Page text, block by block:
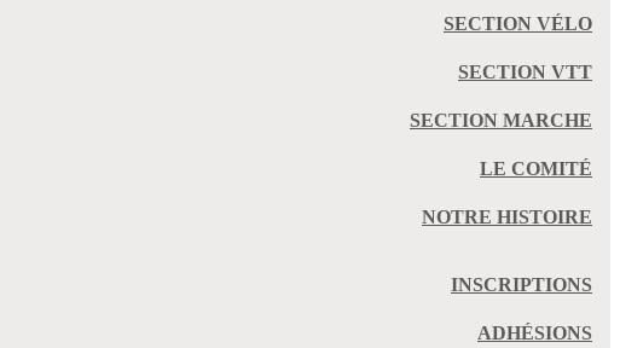
SECTION VÉLO
SECTION VTT
SECTION MARCHE
LE COMITÉ
NOTRE HISTOIRE
INSCRIPTIONS
ADHÉSIONS